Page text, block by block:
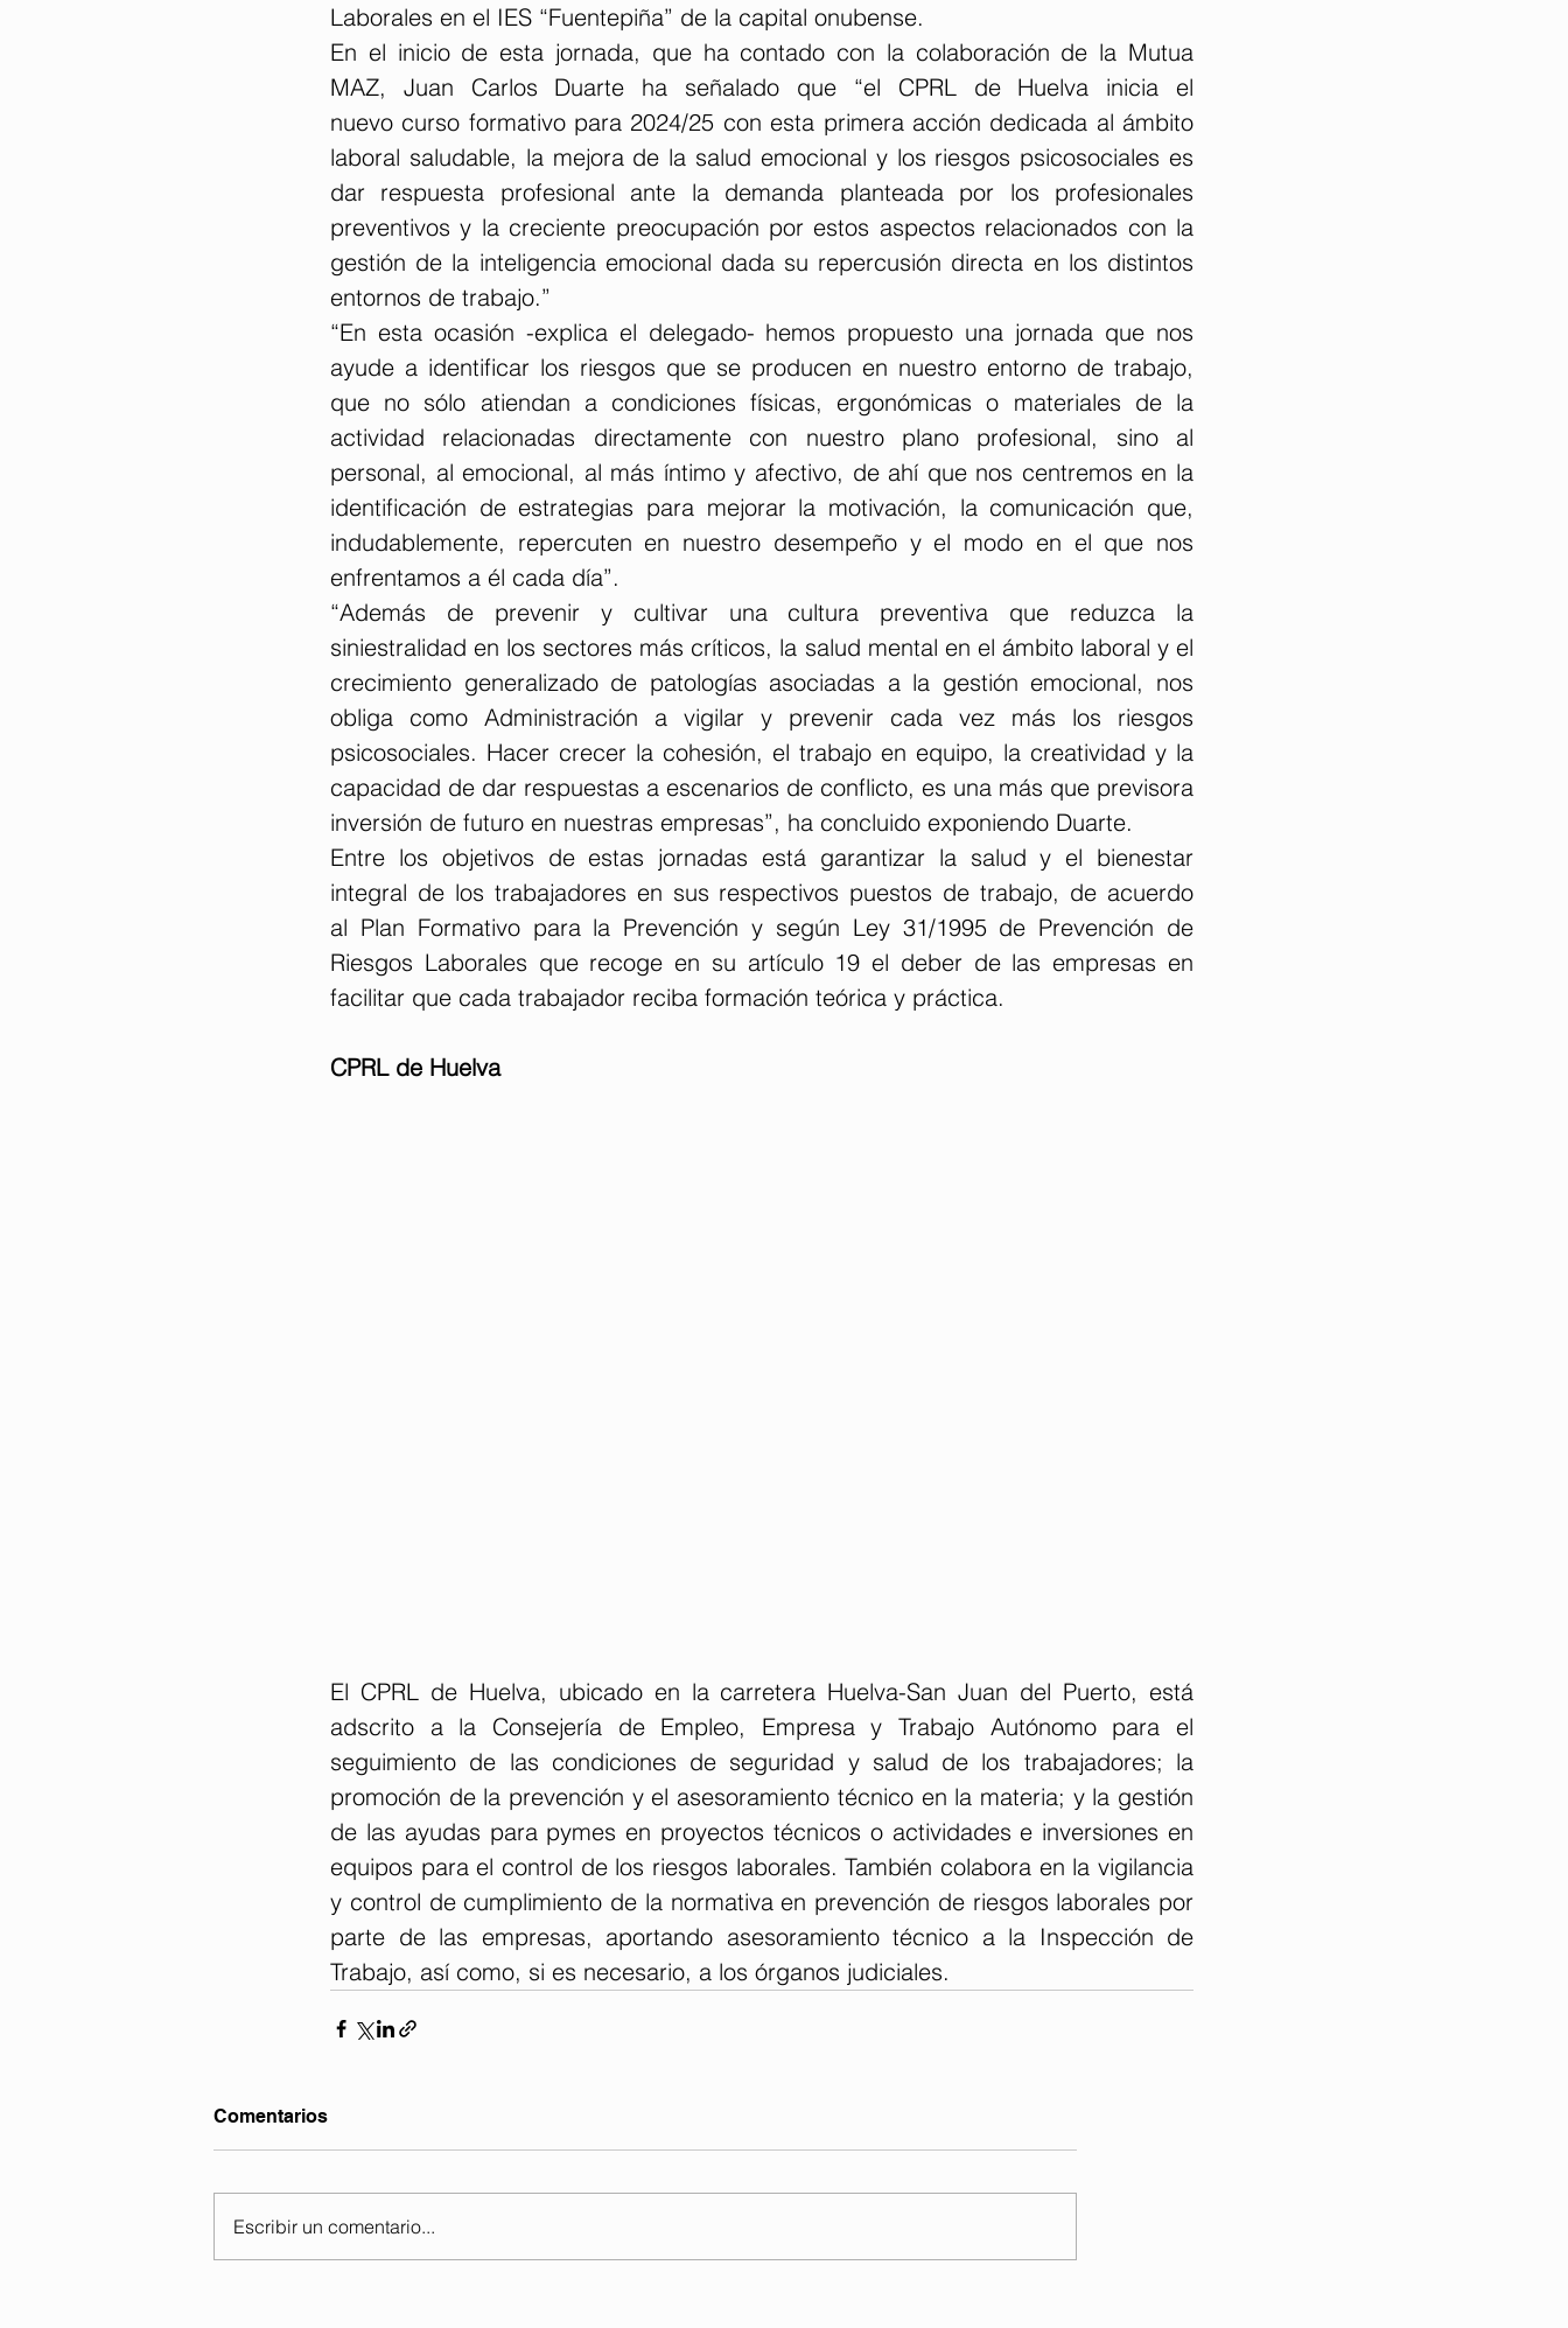
Laborales en el IES “Fuentepiña” de la capital onubense.
En el inicio de esta jornada, que ha contado con la colaboración de la Mutua
MAZ, Juan Carlos Duarte ha señalado que “el CPRL de Huelva inicia el
nuevo curso formativo para 2024/25 con esta primera acción dedicada al ámbito
laboral saludable, la mejora de la salud emocional y los riesgos psicosociales es
dar respuesta profesional ante la demanda planteada por los profesionales
preventivos y la creciente preocupación por estos aspectos relacionados con la
gestión de la inteligencia emocional dada su repercusión directa en los distintos
entornos de trabajo.”
“En esta ocasión -explica el delegado- hemos propuesto una jornada que nos
ayude a identificar los riesgos que se producen en nuestro entorno de trabajo,
que no sólo atiendan a condiciones físicas, ergonómicas o materiales de la
actividad relacionadas directamente con nuestro plano profesional, sino al
personal, al emocional, al más íntimo y afectivo, de ahí que nos centremos en la
identificación de estrategias para mejorar la motivación, la comunicación que,
indudablemente, repercuten en nuestro desempeño y el modo en el que nos
enfrentamos a él cada día”.
“Además de prevenir y cultivar una cultura preventiva que reduzca la
siniestralidad en los sectores más críticos, la salud mental en el ámbito laboral y el
crecimiento generalizado de patologías asociadas a la gestión emocional, nos
obliga como Administración a vigilar y prevenir cada vez más los riesgos
psicosociales. Hacer crecer la cohesión, el trabajo en equipo, la creatividad y la
capacidad de dar respuestas a escenarios de conflicto, es una más que previsora
inversión de futuro en nuestras empresas”, ha concluido exponiendo Duarte.
Entre los objetivos de estas jornadas está garantizar la salud y el bienestar
integral de los trabajadores en sus respectivos puestos de trabajo, de acuerdo
al Plan Formativo para la Prevención y según Ley 31/1995 de Prevención de
Riesgos Laborales que recoge en su artículo 19 el deber de las empresas en
facilitar que cada trabajador reciba formación teórica y práctica.
CPRL de Huelva
El CPRL de Huelva, ubicado en la carretera Huelva-San Juan del Puerto, está
adscrito a la Consejería de Empleo, Empresa y Trabajo Autónomo para el
seguimiento de las condiciones de seguridad y salud de los trabajadores; la
promoción de la prevención y el asesoramiento técnico en la materia; y la gestión
de las ayudas para pymes en proyectos técnicos o actividades e inversiones en
equipos para el control de los riesgos laborales. También colabora en la vigilancia
y control de cumplimiento de la normativa en prevención de riesgos laborales por
parte de las empresas, aportando asesoramiento técnico a la Inspección de
Trabajo, así como, si es necesario, a los órganos judiciales.
Comentarios
Escribir un comentario...